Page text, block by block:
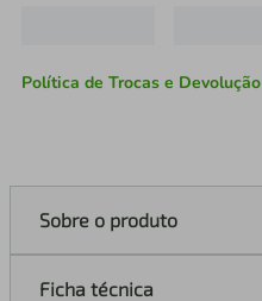
Política de Trocas e Devolução
Sobre o produto
Ficha técnica